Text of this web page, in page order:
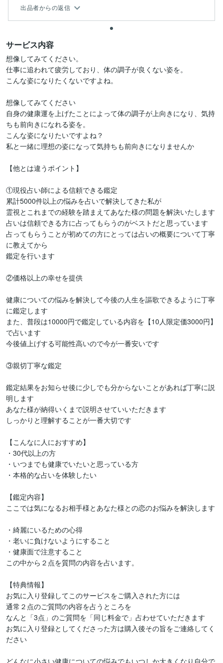
出品者からの返信
サービス内容
想像してみてください。
仕事に追われて疲労しており、体の調子が良くない姿を。
こんな姿になりたくないですよね。
想像してみてください
自身の健康運を上げたことによって体の調子が上向きになり、気持
ちも前向きになれる姿を。
こんな姿になりたいですよね？
私と一緒に理想の姿になって気持ちも前向きになりませんか
【他とは違うポイント】
①現役占い師による信頼できる鑑定
累計5000件以上の悩みを占いで解決してきた私が
霊視とこれまでの経験を踏まえてあなた様の問題を解決いたします
占いは信頼できる方に占ってもらうのがベストだと思っています
占ってもらうことが初めての方にとっては占いの概要について丁寧
に教えてから
鑑定を行います
②価格以上の幸せを提供
健康についての悩みを解決して今後の人生を謳歌できるように丁寧
に鑑定します
また、普段は10000円で鑑定している内容を【10人限定価3000円】
で占います
今後値上げする可能性高いので今が一番安いです
③親切丁寧な鑑定
鑑定結果をお知らせ後に少しでも分からないことがあれば丁寧に説
明します
あなた様が納得いくまで説明させていいただきます
しっかりと理解することが一番大切です
【こんなに人におすすめ】
・30代以上の方
・いつまでも健康でいたいと思っている方
・本格的な占いを体験したい
【鑑定内容】
ここでは気になるお相手様とあなた様との恋のお悩みを解決します
・綺麗にいるための心得
・老いに負けないようにすること
・健康面で注意すること
この中から２点を質問の内容を占います。
【特典情報】
お気に入り登録してこのサービスをご購入された方には
通常２点のご質問の内容を占うところを
なんと「3点」のご質問を「同じ料金で」占わせていただきます
お気に入り登録としてくださった方は購入後その旨をご連絡してく
ださい